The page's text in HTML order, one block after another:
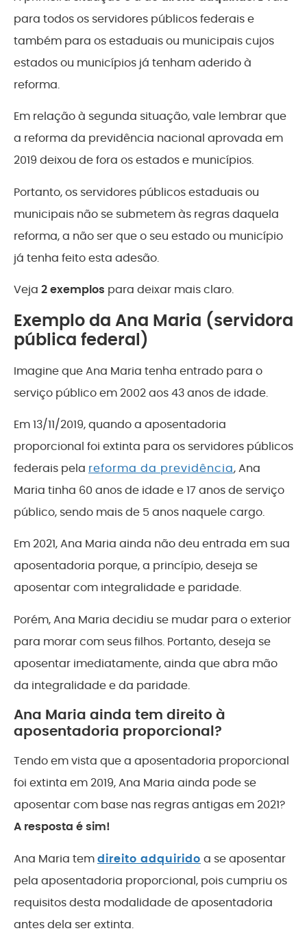
para todos os servidores públicos federais e
também para os estaduais ou municipais cujos
estados ou municípios já tenham aderido à
reforma.
Em relação à segunda situação, vale lembrar que
a reforma da previdência nacional aprovada em
2019 deixou de fora os estados e municípios.
Portanto, os servidores públicos estaduais ou
municipais não se submetem às regras daquela
reforma, a não ser que o seu estado ou município
já tenha feito esta adesão.
Veja 2 exemplos para deixar mais claro.
Exemplo da Ana Maria (servidora
pública federal)
Imagine que Ana Maria tenha entrado para o
serviço público em 2002 aos 43 anos de idade.
Em 13/11/2019, quando a aposentadoria
proporcional foi extinta para os servidores públicos
federais pela reforma da previdência, Ana
Maria tinha 60 anos de idade e 17 anos de serviço
público, sendo mais de 5 anos naquele cargo.
Em 2021, Ana Maria ainda não deu entrada em sua
aposentadoria porque, a princípio, deseja se
aposentar com integralidade e paridade.
Porém, Ana Maria decidiu se mudar para o exterior
para morar com seus filhos. Portanto, deseja se
aposentar imediatamente, ainda que abra mão
da integralidade e da paridade.
Ana Maria ainda tem direito à
aposentadoria proporcional?
Tendo em vista que a aposentadoria proporcional
foi extinta em 2019, Ana Maria ainda pode se
aposentar com base nas regras antigas em 2021?
A resposta é sim!
Ana Maria temdireito adquirido a se aposentar
pela aposentadoria proporcional, pois cumpriu os
requisitos desta modalidade de aposentadoria
antes dela ser extinta.